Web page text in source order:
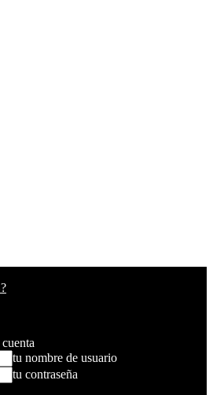
tu nombre de usuario
tu contraseña